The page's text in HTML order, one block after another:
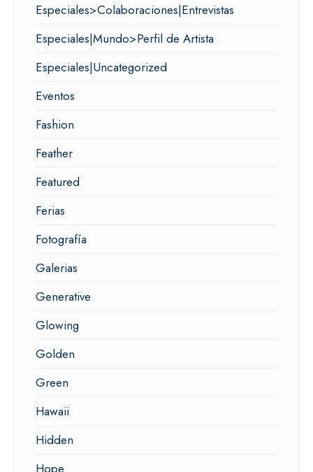
Especiales>Colaboraciones|Entrevistas
Especiales|Mundo>Perfil de Artista
Especiales|Uncategorized
Eventos
Fashion
Feather
Featured
Ferias
Fotografía
Galerias
Generative
Glowing
Golden
Green
Hawaii
Hidden
Hope